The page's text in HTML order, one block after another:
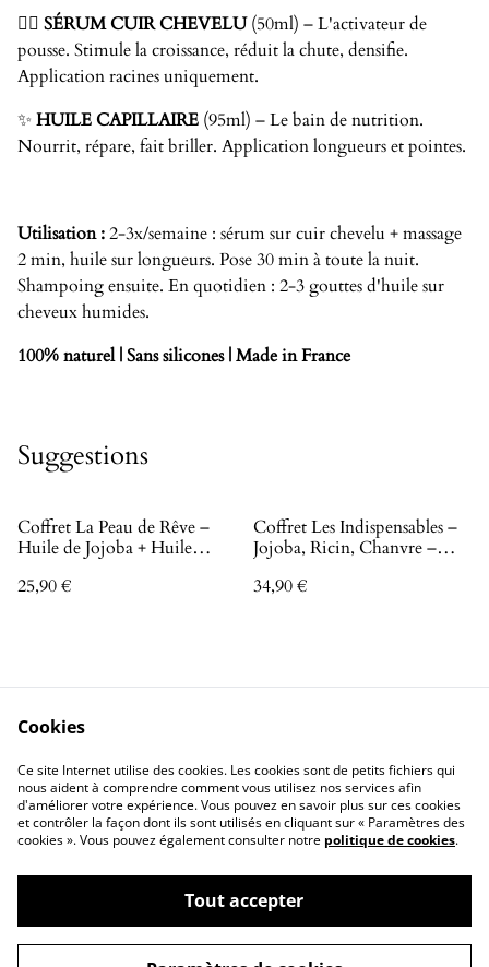
💆‍♀️ SÉRUM CUIR CHEVELU(50ml) – L'activateur de
pousse. Stimule la croissance, réduit la chute, densifie.
Application racines uniquement.
✨ HUILE CAPILLAIRE (95ml) – Le bain de nutrition.
Nourrit, répare, fait briller. Application longueurs et pointes.
Utilisation :2-3x/semaine : sérum sur cuir chevelu + massage
2 min, huile sur longueurs. Pose 30 min à toute la nuit.
Shampoing ensuite. En quotidien : 2-3 gouttes d'huile sur
cheveux humides.
100% naturel | Sans silicones | Made in France
Suggestions
Coffret La Peau de Rêve –
Huile de Jojoba + Huile
Hydratation & Anti-Âge
25,90 €
Coffret Les Indispensables –
Jojoba, Ricin, Chanvre –
34,90 €
Contactez-nous
Conditions
Politique de
confidentialité
Politique de cookies
©2026Abbiz Cosmetics
Cookies
Ce site Internet utilise des cookies. Les cookies sont de petits fichiers qui
nous aident à comprendre comment vous utilisez nos services afin
d'améliorer votre expérience. Vous pouvez en savoir plus sur ces cookies
et contrôler la façon dont ils sont utilisés en cliquant sur « Paramètres des
cookies ». Vous pouvez également consulter notre politique de cookies.
Tout accepter